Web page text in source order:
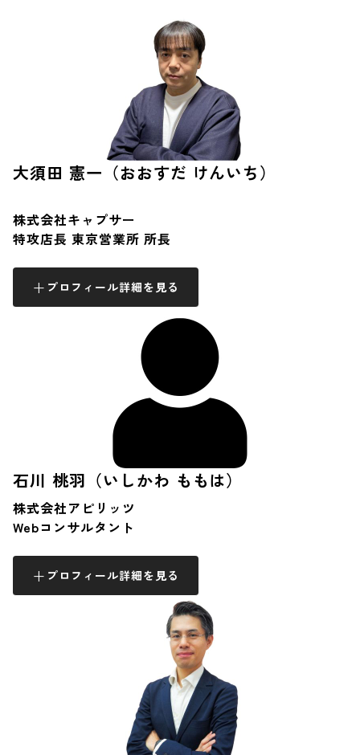
大須田 憲一（おおすだ けんいち）
株式会社キャプサー
特攻店長 東京営業所 所長
プロフィール詳細を見る
石川 桃羽（いしかわ ももは）
株式会社アピリッツ
Webコンサルタント
プロフィール詳細を見る